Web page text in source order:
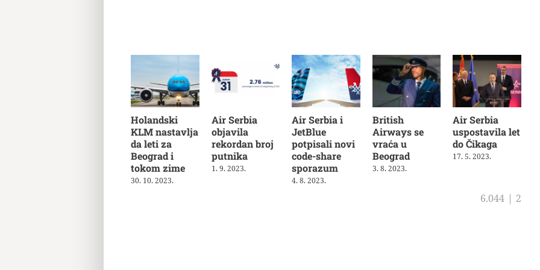
Holandski
KLM nastavlja
da leti za
Beograd i
tokom zime
30. 10. 2023.
Air Serbia
objavila
rekordan broj
putnika
1. 9. 2023.
Air Serbia i
JetBlue
potpisali novi
code-share
sporazum
4. 8. 2023.
British
Airways se
vraća u
Beograd
3. 8. 2023.
Air Serbia
uspostavila let
do Čikaga
17. 5. 2023.
6.044 | 2